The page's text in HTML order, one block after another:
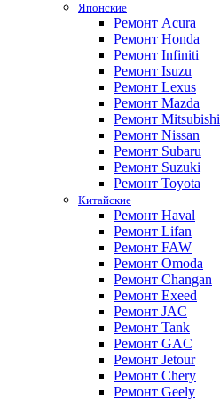
Японские
Ремонт Acura
Ремонт Honda
Ремонт Infiniti
Ремонт Isuzu
Ремонт Lexus
Ремонт Mazda
Ремонт Mitsubishi
Ремонт Nissan
Ремонт Subaru
Ремонт Suzuki
Ремонт Toyota
Китайские
Ремонт Haval
Ремонт Lifan
Ремонт FAW
Ремонт Omoda
Ремонт Changan
Ремонт Exeed
Ремонт JAC
Ремонт Tank
Ремонт GAC
Ремонт Jetour
Ремонт Chery
Ремонт Geely